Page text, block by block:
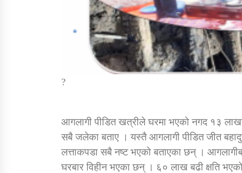
तातोपानी गाउँपालिका जुम्लाको बालविवाह सन्देश
?
आगलागी पीडित खत्रीले घरमा भएको नगद १३
सबै जलेका बताए । यस्तै आगलागी पीडित जीत
लत्ताकपडा सबै नष्ट भएको बताएका छन् ।
घरबार विहीन भएका छन् । ६० लाख बढी क्षति